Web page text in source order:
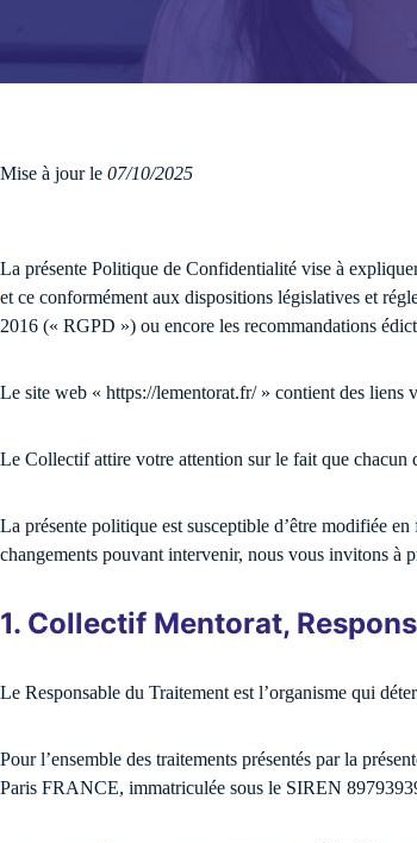
Mise à jour le 07/10/2025
La présente Politique de Confidentialité vise à
et ce conformément aux dispositions législatives et
2016 (« RGPD ») ou encore les recommandations
Le site web « https://lementorat.fr/ » contient des liens
Le Collectif attire votre attention sur le fait que chacun
La présente politique est susceptible d’être modifiée
changements pouvant intervenir, nous vous invitons à
1. Collectif Mentorat,
Le Responsable du Traitement est l’organisme qui
Pour l’ensemble des traitements présentés par la
Paris FRANCE, immatriculée sous le SIREN